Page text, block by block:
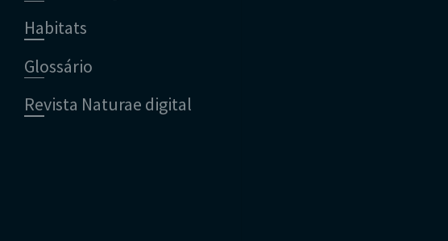
Habitats
Glossário
Revista Naturae digital